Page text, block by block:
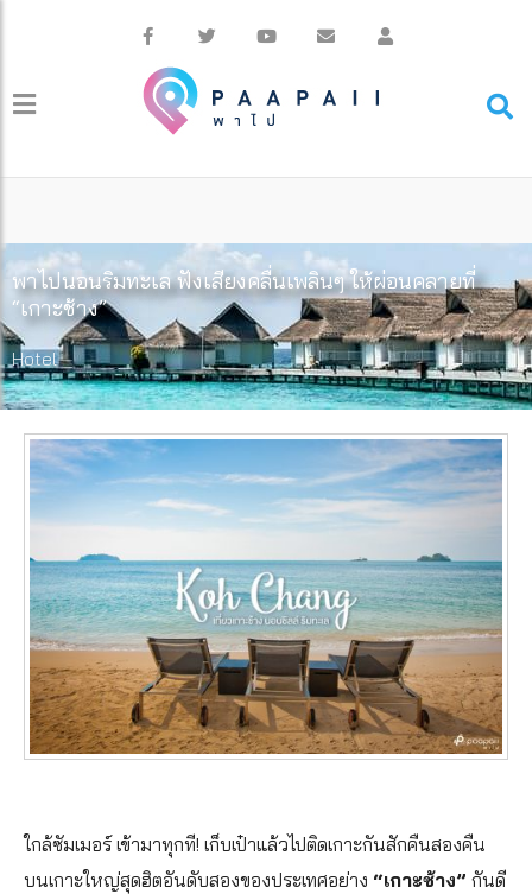
พาไปนอนริมทะเล ฟังเสียงคลื่นเพลินๆ ให้ผ่อนคลายที่
“เกาะช้าง”
Hotel
ใกล้ซัมเมอร์ เข้ามาทุกที! เก็บเป๋าแล้วไปติดเกาะกันสักคืนสองคืน
บนเกาะใหญ่สุดฮิตอันดับสองของประเทศอย่าง “เกาะช้าง” กันดี